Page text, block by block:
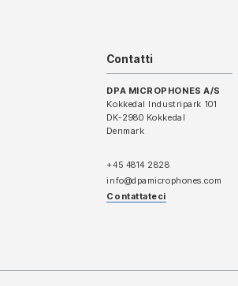
Contatti
DPA MICROPHONES A/S
Kokkedal Industripark 101
DK-2980 Kokkedal
Denmark
+45 4814 2828
info@dpamicrophones.com
Contattateci